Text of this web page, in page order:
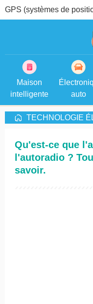
GPS (systèmes de
Maison
intelligente
auto
TECHNOLOGIE
Qu'est-ce que
l'autoradio ?
savoir.